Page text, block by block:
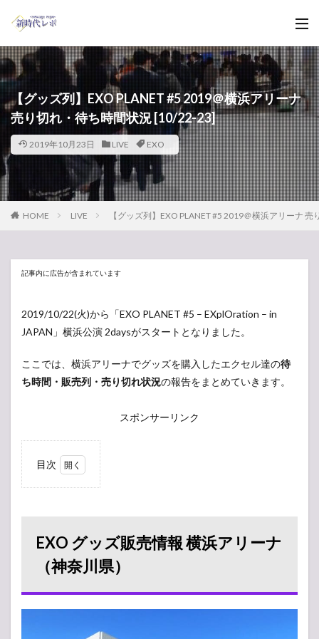
【グッズ列】EXO PLANET #5 2019＠横浜アリーナ
売り切れ・待ち時間状況 [10/22-23]
2019年10月23日 LIVE EXO
HOME LIVE 【グッズ列】EXO PLANET #5 2019＠横浜アリーナ
記事内に広告が含まれています
2019/10/22(火)から「EXO PLANET #5 – EXplOration – in
JAPAN」横浜公演 2daysがスタートとなりました。
ここでは、横浜アリーナでグッズを購入したエクセル達の待
ち時間・販売列・売り切れ状況の報告をまとめていきます。
スポンサーリンク
目次
売情
報
横浜
アリ
奈川
EXO グッズ販売情報 横浜アリーナ
（神奈川県）